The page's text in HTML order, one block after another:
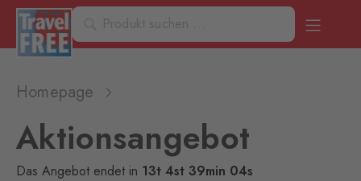
Homepage
Aktionsangebot
Das Angebot endet in 13t 4st 39min 04s